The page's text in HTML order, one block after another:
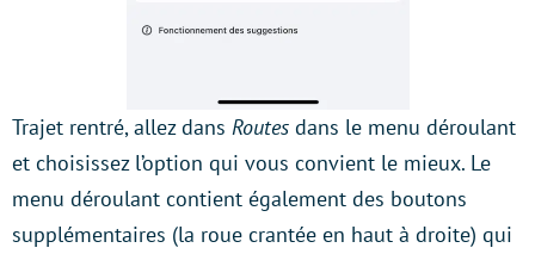
Trajet rentré, allez dans Routes dans le menu déroulant
et choisissez l’option qui vous convient le mieux. Le
menu déroulant contient également des boutons
supplémentaires (la roue crantée en haut à droite) qui